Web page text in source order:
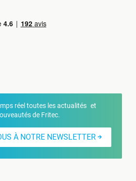
réel toutes les actualités et
de Fritec.
À NOTRE NEWSLETTER